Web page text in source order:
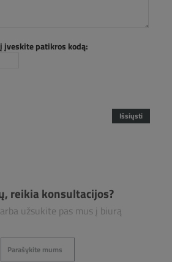
įveskite patikros kodą:
Išsiųsti
reikia konsultacijos?
užsukite pas mus į biurą
Parašykite mums